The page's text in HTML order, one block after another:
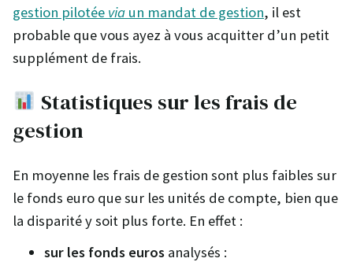
gestion pilotée via un mandat de gestion, il est
probable que vous ayez à vous acquitter d’un petit
supplément de frais.
Statistiques sur les frais de
gestion
En moyenne les frais de gestion sont plus faibles sur
le fonds euro que sur les unités de compte, bien que
la disparité y soit plus forte. En effet :
sur les fonds euros analysés :